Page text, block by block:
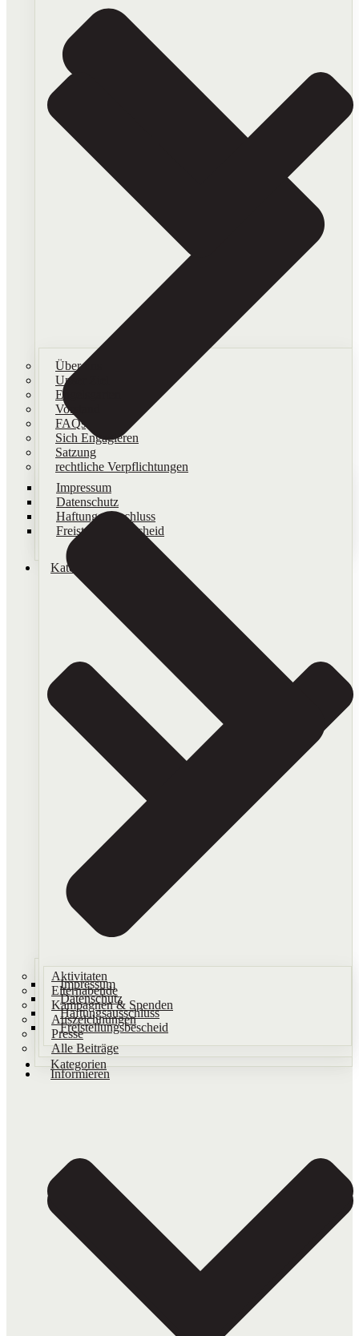
Impressum
Datenschutz
Haftungsausschluss
Freistellungsbescheid
Kategorien
Aktivitaten
Elternabende
Kampagnen & Spenden
Auszeichnungen
Presse
Alle Beiträge
Informieren
Über uns
Unser Ziel
Engelsgarten
Vorstand
FAQs
Sich Engagieren
Satzung
rechtliche Verpflichtungen
Impressum
Datenschutz
Haftungsausschluss
Freistellungsbescheid
Kategorien